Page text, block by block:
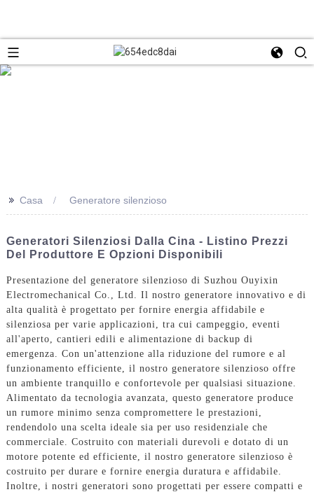
>> Casa Generatore silenzioso
Generatori Silenziosi Dalla Cina - Listino Prezzi
Del Produttore E Opzioni Disponibili
Presentazione del generatore silenzioso di Suzhou Ouyixin
Electromechanical Co., Ltd. Il nostro generatore innovativo e di
alta qualità è progettato per fornire energia affidabile e
silenziosa per varie applicazioni, tra cui campeggio, eventi
all'aperto, cantieri edili e alimentazione di backup di
emergenza. Con un'attenzione alla riduzione del rumore e al
funzionamento efficiente, il nostro generatore silenzioso offre
un ambiente tranquillo e confortevole per qualsiasi situazione.
Alimentato da tecnologia avanzata, questo generatore produce
un rumore minimo senza compromettere le prestazioni,
rendendolo una scelta ideale sia per uso residenziale che
commerciale. Costruito con materiali durevoli e dotato di un
motore potente ed efficiente, il nostro generatore silenzioso è
costruito per durare e fornire energia duratura e affidabile.
Inoltre, i nostri generatori sono progettati per essere compatti e